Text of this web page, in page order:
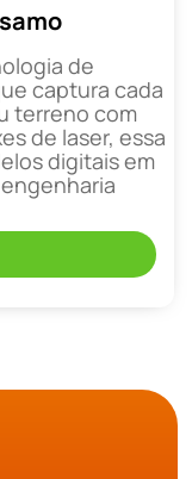
de
captura cada
terreno com
de laser, essa
digitais em